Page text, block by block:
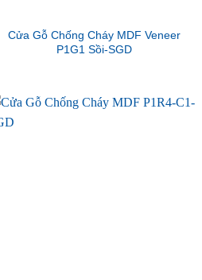
Cửa Gỗ Chống Cháy MDF Veneer
P1G1 Sồi-SGD